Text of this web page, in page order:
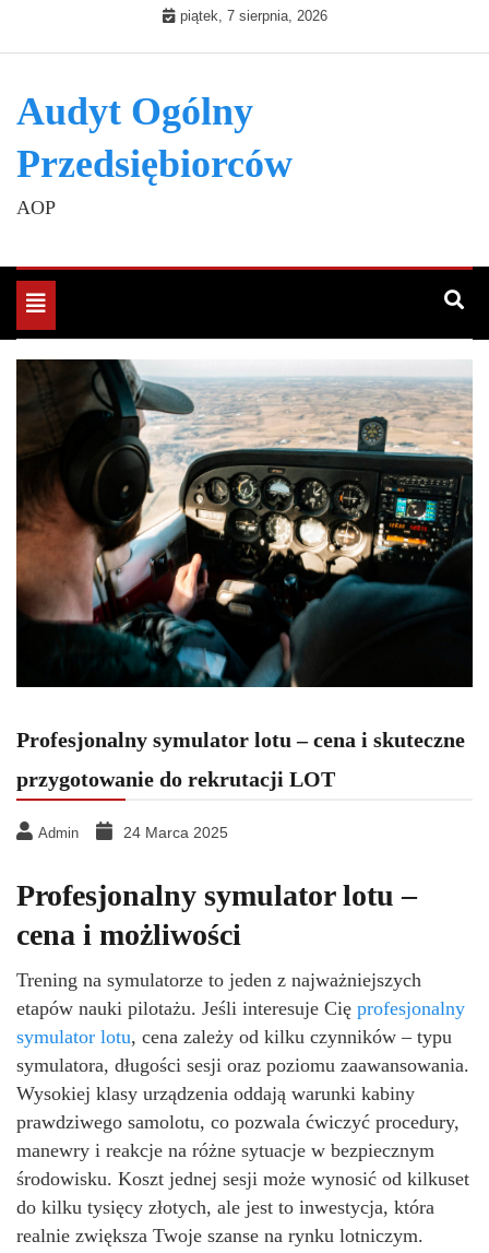
piątek, 7 sierpnia, 2026
Audyt Ogólny
Przedsiębiorców
AOP
Toggle
navigation
Profesjonalny symulator lotu – cena i skuteczne
przygotowanie do rekrutacji LOT
Admin 24 Marca 2025
Profesjonalny symulator lotu –
cena i możliwości
Trening na symulatorze to jeden z najważniejszych
etapów nauki pilotażu. Jeśli interesuje Cię profesjonalny
symulator lotu, cena zależy od kilku czynników – typu
symulatora, długości sesji oraz poziomu zaawansowania.
Wysokiej klasy urządzenia oddają warunki kabiny
prawdziwego samolotu, co pozwala ćwiczyć procedury,
manewry i reakcje na różne sytuacje w bezpiecznym
środowisku. Koszt jednej sesji może wynosić od kilkuset
do kilku tysięcy złotych, ale jest to inwestycja, która
realnie zwiększa Twoje szanse na rynku lotniczym.